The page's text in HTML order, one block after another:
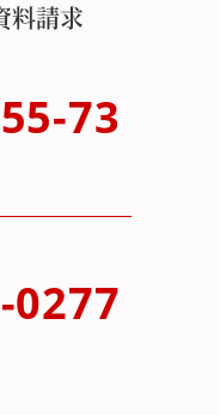
料請求
73
0277